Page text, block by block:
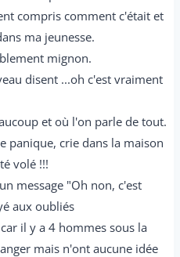
compris comment c'était et
ma jeunesse.
mignon.
disent ...oh c'est vraiment
et où l'on parle de tout.
panique, crie dans la maison
volé !!!
message "Oh non, c'est
aux oubliés
il y a 4 hommes sous la
mais n'ont aucune idée